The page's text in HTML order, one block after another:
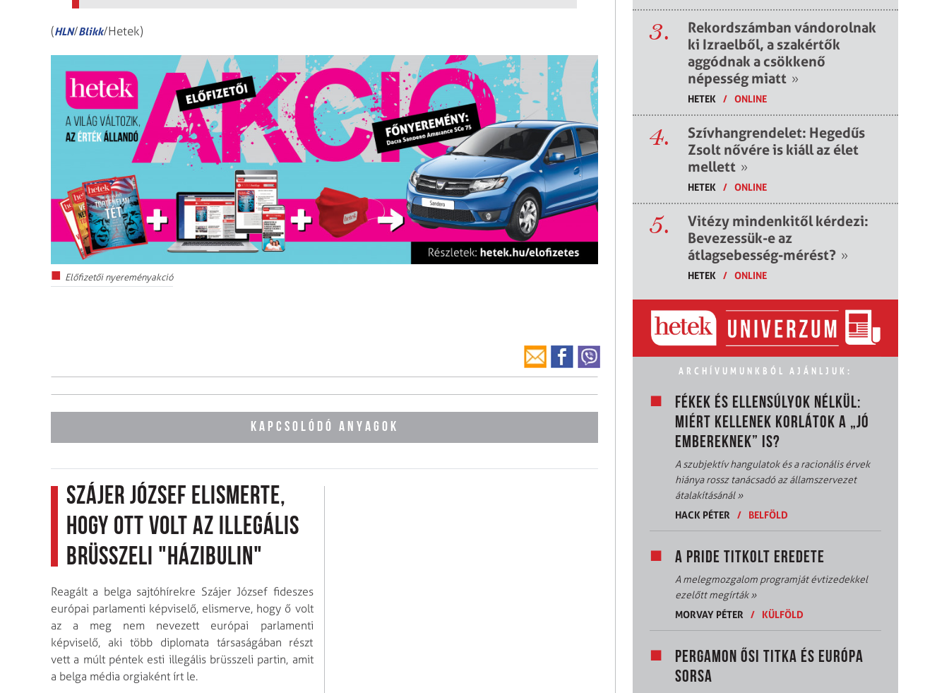
(HLN/Blikk/Hetek)
Előfizetői nyereményakció
KAPCSOLÓDÓ ANYAGOK
Szájer József elismerte,
hogy ott volt az illegális
brüsszeli "házibulin"
Reagált a belga sajtóhírekre Szájer József fideszes
európai parlamenti képviselő, elismerve, hogy ő volt
az a meg nem nevezett európai parlamenti
képviselő, aki több diplomata társaságában részt
vett a múlt péntek esti illegális brüsszeli partin, amit
a belga média orgiaként írt le.
3.
Rekordszámban vándorolnak
ki Izraelből, a szakértők
aggódnak a csökkenő
népesség miatt »
HETEK / ONLINE
4.
Szívhangrendelet: Hegedűs
Zsolt nővére is kiáll az élet
mellett »
HETEK / ONLINE
5.
Vitézy mindenkitől kérdezi:
Bevezessük-e az
átlagsebesség-mérést? »
HETEK / ONLINE
ARCHÍVUMUNKBÓL AJÁNLJUK:
FÉKEK ÉS ELLENSÚLYOK NÉLKÜL:
MIÉRT KELLENEK KORLÁTOK A „JÓ
EMBEREKNEK” IS?
A szubjektív hangulatok és a racionális érvek
hiánya rossz tanácsadó az államszervezet
átalakításánál»
HACK PÉTER
/ BELFÖLD
A PRIDE TITKOLT EREDETE
A melegmozgalom programját évtizedekkel
ezelőtt megírták»
MORVAY PÉTER
/ KÜLFÖLD
PERGAMON ŐSI TITKA ÉS EURÓPA
SORSA